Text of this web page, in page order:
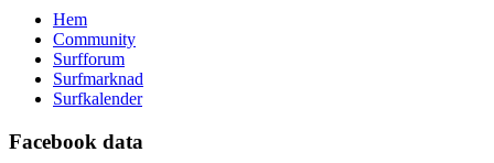
Hem
Community
Surfforum
Surfmarknad
Surfkalender
Facebook data